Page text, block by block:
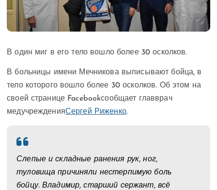
В один миг в его тело вошло более 30 осколков.
В больницы имени Мечникова выписывают бойца, в
тело которого вошло более 30 осколков. Об этом на
своей странице Facebookсообщает главврач
медучрежденияСергей Риженко.
Слепые и складные ранения рук, ног,
туловища причиняли нестерпимую боль
бойцу. Владимир, старший сержант, всё